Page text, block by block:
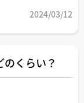
てのメリッ2024/03/12
くらい？